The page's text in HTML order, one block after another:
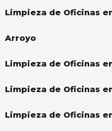
Limpieza de Oficinas
Arroyo
Limpieza de Oficinas
Limpieza de Oficinas
Limpieza de Oficinas